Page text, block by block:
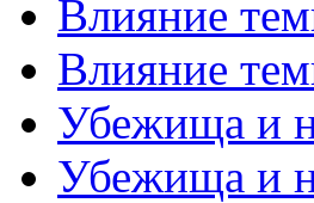
Влияние
Влияние
Убежища и
Убежища и